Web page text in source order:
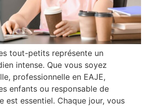
tout-petits représente un
intense. Que vous soyez
professionnelle en EAJE,
enfants ou responsable de
est essentiel. Chaque jour, vous